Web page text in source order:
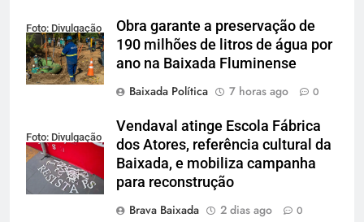
Foto: Divulgação
Obra garante a preservação de
190 milhões de litros de água por
ano na Baixada Fluminense
Baixada Política
7 horas ago 0
Foto: Divulgação
Vendaval atinge Escola Fábrica
dos Atores, referência cultural da
Baixada, e mobiliza campanha
para reconstrução
Brava Baixada
2 dias ago 0